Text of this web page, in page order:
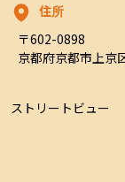
住所
〒602-0898
京都府京都市上京
ストリートビュー